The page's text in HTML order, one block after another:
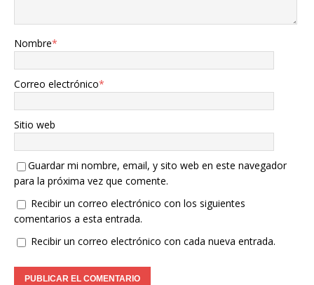
Nombre*
Correo electrónico*
Sitio web
Guardar mi nombre, email, y sito web en este navegador
para la próxima vez que comente.
Recibir un correo electrónico con los siguientes
comentarios a esta entrada.
Recibir un correo electrónico con cada nueva entrada.